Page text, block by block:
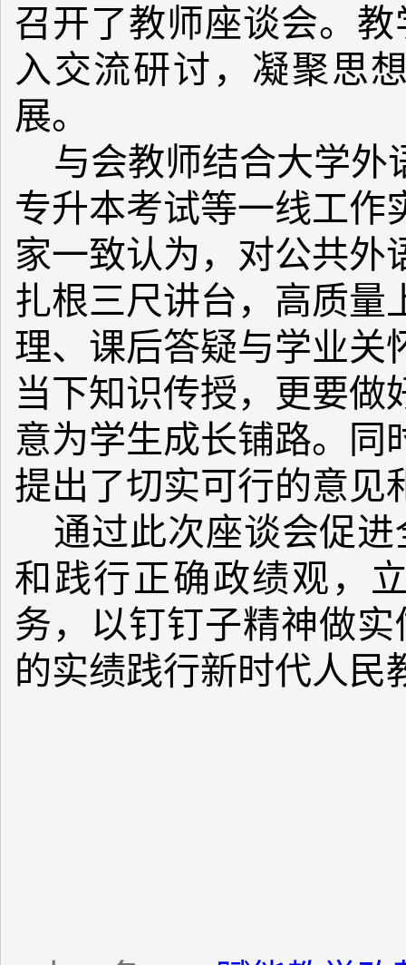
召开了教师座谈会。
入交流研讨，凝聚思
展。
与会教师结合大学外
专升本考试等一线工作
家一致认为，对公共外
扎根三尺讲台，高质量
理、课后答疑与学业关
当下知识传授，更要做
意为学生成长铺路。同
提出了切实可行的意见
通过此次座谈会促
和践行正确政绩观，
务，以钉钉子精神做
的实绩践行新时代人民